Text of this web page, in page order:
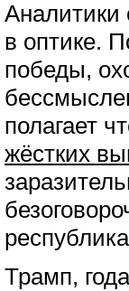
Аналитики
в оптике.
победы,
полагает
жёстких
Трамп,